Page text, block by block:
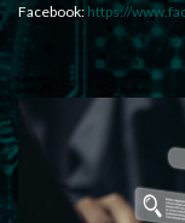
Facebook: https://